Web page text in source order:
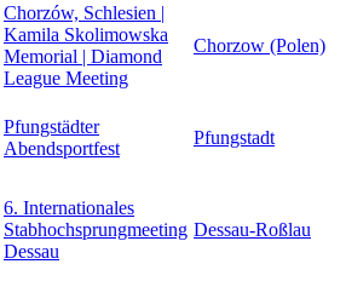
Chorzów, Schlesien |
Kamila Skolimowska
Memorial | Diamond
League Meeting
Chorzow (Polen)
Pfungstädter
Abendsportfest
Pfungstadt
6. Internationales
Stabhochsprungmeeting
Dessau
Dessau-Roßlau